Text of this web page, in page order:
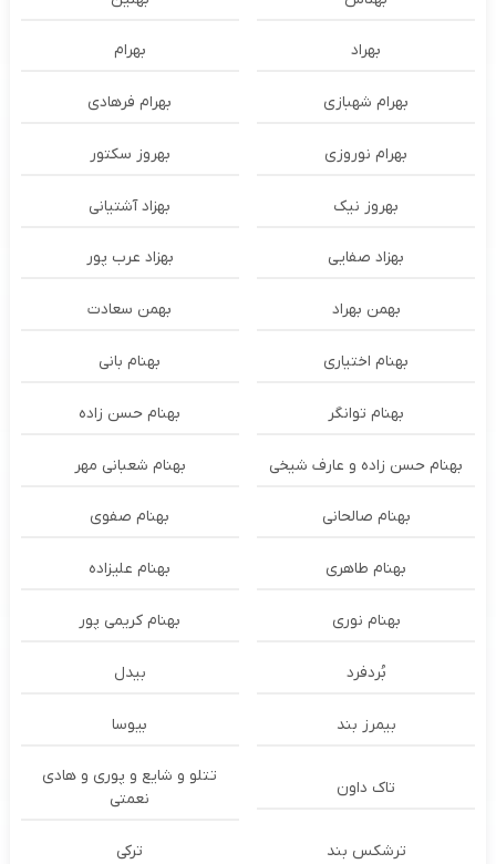
بهراد بهرام
بهرام شهبازی بهرام فرهادی
بهرام نوروزی بهروز سکتور
بهروز نیک بهزاد آشتیانی
بهزاد صفایی بهزاد عرب پور
بهمن بهراد بهمن سعادت
بهنام اختیاری بهنام بانی
بهنام توانگر بهنام حسن زاده
بهنام حسن زاده و عارف شیخی بهنام شعبانی مهر
بهنام صالحانی بهنام صفوی
بهنام طاهری بهنام علیزاده
بهنام نوری بهنام کریمی پور
بُردفرد بیدل
بیمرز بند بیوسا
تاک داون
تتلو و شایع و پوری و هادی
نعمتی
ترشكس بند ترکی